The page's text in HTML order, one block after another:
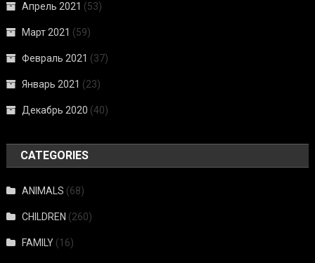
Апрель 2021 (53)
Март 2021 (59)
Февраль 2021 (37)
Январь 2021 (23)
Декабрь 2020 (40)
CATEGORIES
ANIMALS (68)
CHILDREN (260)
FAMILY (16)